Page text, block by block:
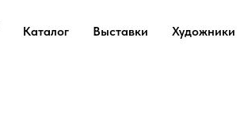
Каталог Выставки Художники